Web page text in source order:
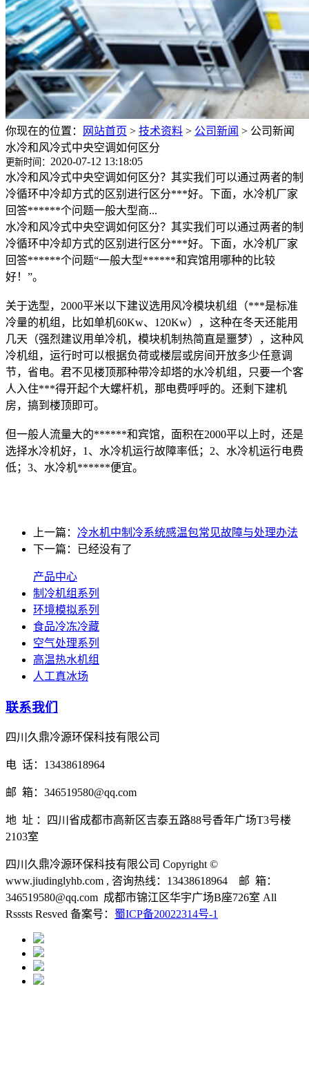
你现在的位置： 网站首页 > 技术资料 > 公司新闻 > 公司新闻
水冷和风冷式中央空调如何区分
更新时间： 2020-07-12 13:18:05
水冷和风冷式中央空调如何区分？其实我们可以通过两者的制
冷循环中冷却方式的区别进行区分***好。下面，水冷机厂家
回答******个问题一般大型商...
水冷和风冷式中央空调如何区分？其实我们可以通过两者的制
冷循环中冷却方式的区别进行区分***好。下面，水冷机厂家
回答******个问题“一般大型******和宾馆用哪种的比较
好！”。
关于选型，2000平米以下建议选用风冷模块机组（***是标准
冷量的机组，比如单机60Kw、120Kw），这种在冬天还能用
几天（强烈建议用单冷机，模块机制热简直是噩梦），这种风
冷机组，运行时可以根据负荷或楼层或房间开放多少任意调
节，省电。君不见楼顶那种带冷却塔的水冷机组，只要一个客
人入住***得开起个大螺杆机，那电费呼呼的。还剩下建机
房，搞到楼顶即可。
但一般人流量大的******和宾馆，面积在2000平以上时，还是
选择水冷机好，1、水冷机运行故障率低；2、水冷机运行电费
低；3、水冷机******便宜。
上一篇： 冷水机中制冷系统感温包常见故障与处理办法
下一篇：已经没有了
产品中心
制冷机组系列
环境模拟系列
食品冷冻冷藏
空气处理系列
高温热水机组
人工真冰场
联系我们
四川久鼎冷源环保科技有限公司
电 话：13438618964
邮 箱：346519580@qq.com
地 址 ：四川省成都市高新区吉泰五路88号香年广场T3号楼
2103室
四川久鼎冷源环保科技有限公司 Copyright ©
www.jiudinglyhb.com , 咨询热线：13438618964 邮 箱：
346519580@qq.com 成都市锦江区华宇广场B座726室 All
Rsssts Resved 备案号： 蜀ICP备20022314号-1